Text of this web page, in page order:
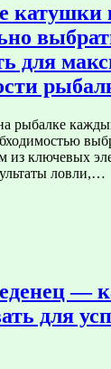
катушки
для
рыбалке
из ключевых
ловли,…
—
для